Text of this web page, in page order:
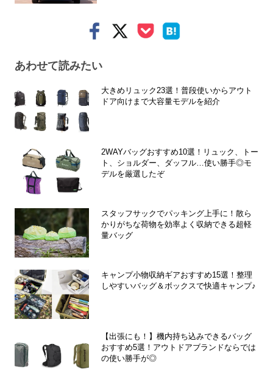
あわせて読みたい
大きめリュック23選！普段使いからアウト
ドア向けまで大容量モデルを紹介
2WAYバッグおすすめ10選！リュック、トー
ト、ショルダー、ダッフル…使い勝手◎モ
デルを厳選したぞ
スタッフサックでパッキング上手に！散ら
かりがちな荷物を効率よく収納できる超軽
量バッグ
キャンプ小物収納ギアおすすめ15選！整理
しやすいバッグ＆ボックスで快適キャンプ♪
【出張にも！】機内持ち込みできるバッグ
おすすめ5選！アウトドアブランドならでは
の使い勝手が◎